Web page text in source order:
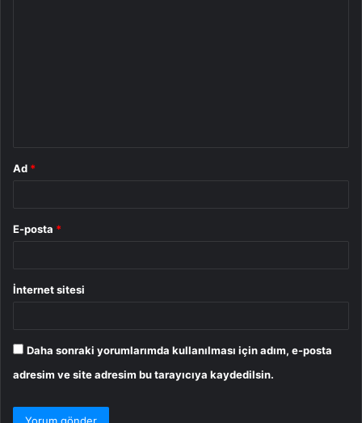
Ad *
E-posta *
İnternet sitesi
Daha sonraki yorumlarımda kullanılması için adım, e-posta
adresim ve site adresim bu tarayıcıya kaydedilsin.